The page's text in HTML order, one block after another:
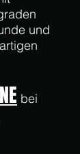
und
bei